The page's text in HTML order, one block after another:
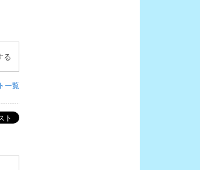
る
一覧
ト